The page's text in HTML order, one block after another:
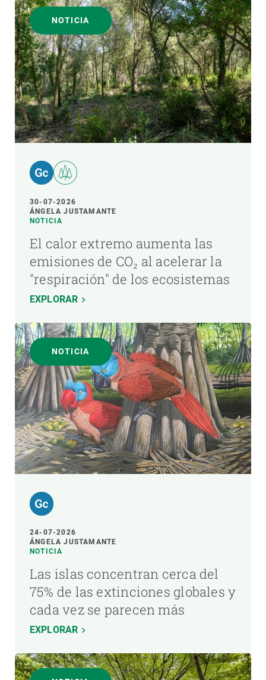
NOTICIA
30-07-2026
ÁNGELA JUSTAMANTE
NOTICIA
El calor extremo aumenta las
emisiones de CO₂ al acelerar la
"respiración" de los ecosistemas
EXPLORAR
NOTICIA
24-07-2026
ÁNGELA JUSTAMANTE
NOTICIA
Las islas concentran cerca del
75% de las extinciones globales y
cada vez se parecen más
EXPLORAR